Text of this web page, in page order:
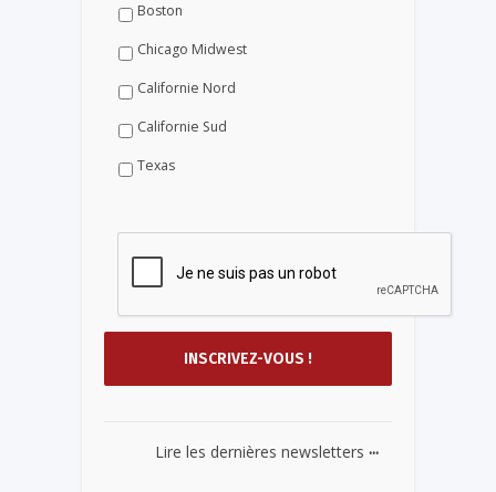
Boston
Chicago Midwest
Californie Nord
Californie Sud
Texas
Lire les dernières newsletters ...